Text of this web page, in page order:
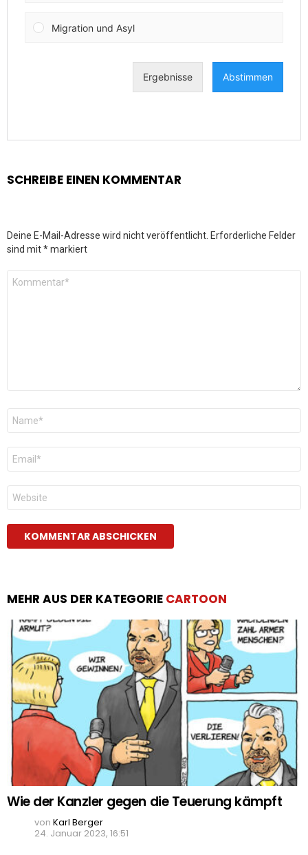
SCHREIBE EINEN KOMMENTAR
Deine E-Mail-Adresse wird nicht veröffentlicht. Erforderliche Felder
sind mit*markiert
Kommentar
Name
E-
Mail
*
Website
MEHR AUS DER KATEGORIE CARTOON
Wie der Kanzler gegen die Teuerung kämpft
von Karl Berger
24. Januar 2023, 16:51